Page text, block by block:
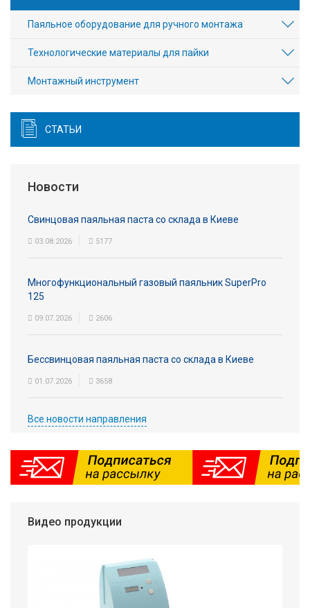
Паяльное оборудование для ручного монтажа
Технологические материалы для пайки
Монтажный инструмент
СТАТЬИ
Новости
Свинцовая паяльная паста со склада в Киеве
03.08.2026 5177
Многофункциональный газовый паяльник SuperPro
125
09.07.2026 2606
Бессвинцовая паяльная паста со склада в Киеве
01.07.2026 3658
Все новости направления
Видео продукции